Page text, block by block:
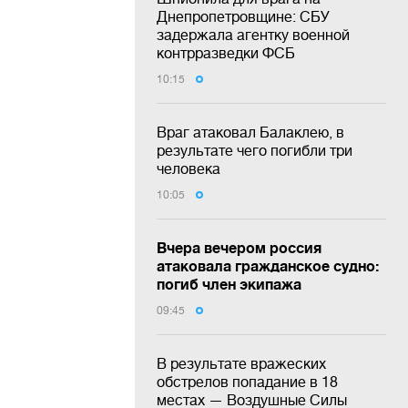
Днепропетровщине: СБУ
задержала агентку военной
контрразведки ФСБ
10:15
Враг атаковал Балаклею, в
результате чего погибли три
человека
10:05
Вчера вечером россия
атаковала гражданское судно:
погиб член экипажа
09:45
В результате вражеских
обстрелов попадание в 18
местах — Воздушные Силы